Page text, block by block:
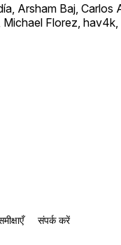
Arsham Baj,
Florez,
संपर्क करें